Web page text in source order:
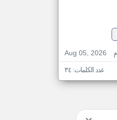
Aug 05, 2026
عدد الكلمات: ٣٤